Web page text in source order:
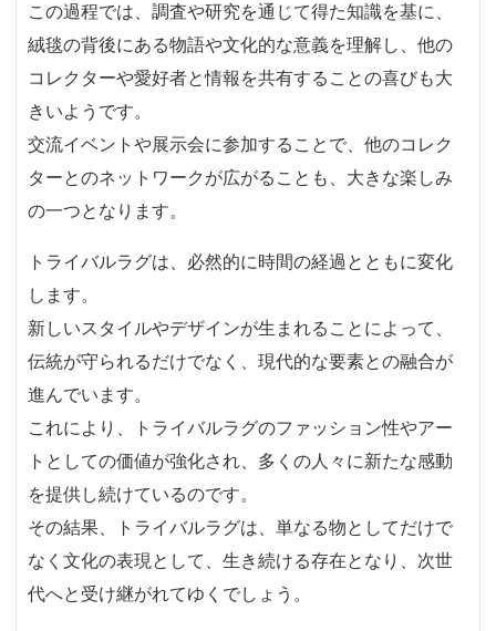
この過程では、調査や研究を通じて得た知識を基に、
絨毯の背後にある物語や文化的な意義を理解し、他の
コレクターや愛好者と情報を共有することの喜びも大
きいようです。
交流イベントや展示会に参加することで、他のコレク
ターとのネットワークが広がることも、大きな楽しみ
の一つとなります。
トライバルラグは、必然的に時間の経過とともに変化
します。
新しいスタイルやデザインが生まれることによって、
伝統が守られるだけでなく、現代的な要素との融合が
進んでいます。
これにより、トライバルラグのファッション性やアー
トとしての価値が強化され、多くの人々に新たな感動
を提供し続けているのです。
その結果、トライバルラグは、単なる物としてだけで
なく文化の表現として、生き続ける存在となり、次世
代へと受け継がれてゆくでしょう。